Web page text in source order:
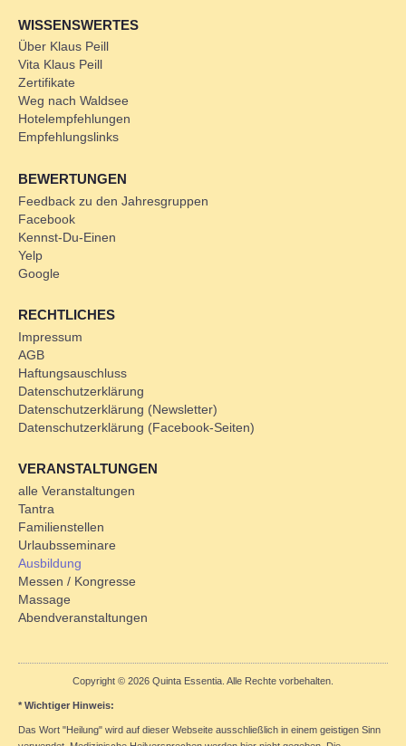
WISSENSWERTES
Über Klaus Peill
Vita Klaus Peill
Zertifikate
Weg nach Waldsee
Hotelempfehlungen
Empfehlungslinks
BEWERTUNGEN
Feedback zu den Jahresgruppen
Facebook
Kennst-Du-Einen
Yelp
Google
RECHTLICHES
Impressum
AGB
Haftungsauschluss
Datenschutzerklärung
Datenschutzerklärung (Newsletter)
Datenschutzerklärung (Facebook-Seiten)
VERANSTALTUNGEN
alle Veranstaltungen
Tantra
Familienstellen
Urlaubsseminare
Ausbildung
Messen / Kongresse
Massage
Abendveranstaltungen
Copyright © 2026 Quinta Essentia. Alle Rechte vorbehalten.
* Wichtiger Hinweis:
Das Wort "Heilung" wird auf dieser Webseite ausschließlich in einem geistigen Sinn